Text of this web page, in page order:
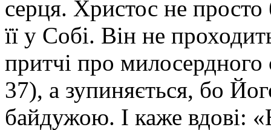
серця. Христос не просто
її у Собі. Він не
притчі про
37), а зупиняється, бо
байдужою. І каже вдові: